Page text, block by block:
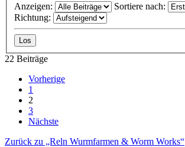
Anzeigen:
Sortiere nach:
Richtung:
22 Beiträge
Vorherige
1
2
3
Nächste
Zurück zu „Reln Wurmfarmen & Worm Works“